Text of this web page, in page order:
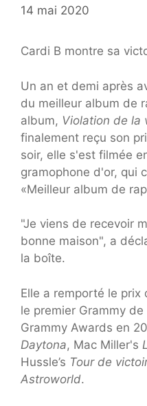
14 mai 2020
Cardi B montre sa
Un an et demi après
du meilleur album de
album, Violation de la
finalement reçu son
soir, elle s'est filmée
gramophone d'or, qui
«Meilleur album de
"Je viens de recevoir
bonne maison", a
la boîte.
Elle a remporté le prix
le premier Grammy
Grammy Awards en
Daytona, Mac Miller's
Hussle’s Tour de
Astroworld.